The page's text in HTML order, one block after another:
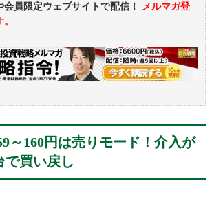
会員限定ウェブサイトで配信！
メルマガ登
～160円は売りモード！介入が
で買い戻し